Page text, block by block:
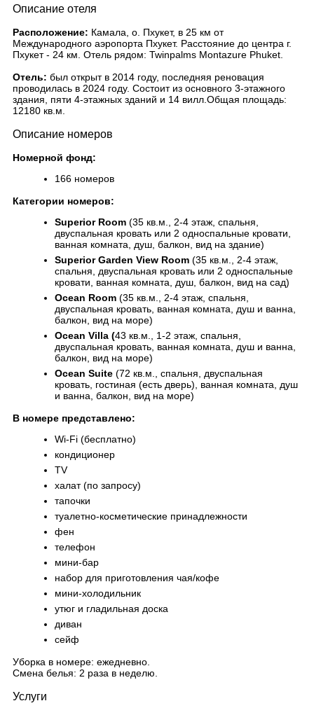
Описание отеля
Расположение: Камала, о. Пхукет, в 25 км от
Международного аэропорта Пхукет. Расстояние до центра г.
Пхукет - 24 км. Отель рядом: Twinpalms Montazure Phuket.
Отель: был открыт в 2014 году, последняя реновация
проводилась в 2024 году. Состоит из основного 3-этажного
здания, пяти 4-этажных зданий и 14 вилл.Общая площадь:
12180 кв.м.
Описание номеров
Номерной фонд:
166 номеров
Категории номеров:
Superior Room (35 кв.м., 2-4 этаж, спальня,
двуспальная кровать или 2 односпальные кровати,
ванная комната, душ, балкон, вид на здание)
Superior Garden View Room (35 кв.м., 2-4 этаж,
спальня, двуспальная кровать или 2 односпальные
кровати, ванная комната, душ, балкон, вид на сад)
Ocean Room (35 кв.м., 2-4 этаж, спальня,
двуспальная кровать, ванная комната, душ и ванна,
балкон, вид на море)
Ocean Villa (43 кв.м., 1-2 этаж, спальня,
двуспальная кровать, ванная комната, душ и ванна,
балкон, вид на море)
Ocean Suite (72 кв.м., спальня, двуспальная
кровать, гостиная (есть дверь), ванная комната, душ
и ванна, балкон, вид на море)
В номере представлено:
Wi-Fi (бесплатно)
кондиционер
TV
халат (по запросу)
тапочки
туалетно-косметические принадлежности
фен
телефон
мини-бар
набор для приготовления чая/кофе
мини-холодильник
утюг и гладильная доска
диван
сейф
Уборка в номере: ежедневно.
Смена белья: 2 раза в неделю.
Услуги